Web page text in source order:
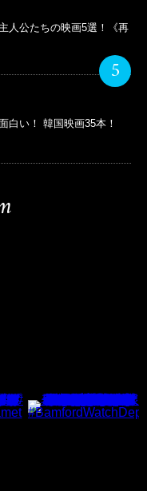
人公たちの映画5選！《再
5
白い！ 韓国映画35本！